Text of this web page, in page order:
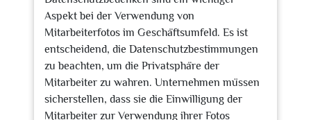
Aspekt bei der Verwendung von
Mitarbeiterfotos im Geschäftsumfeld. Es ist
entscheidend, die Datenschutzbestimmungen
zu beachten, um die Privatsphäre der
Mitarbeiter zu wahren. Unternehmen müssen
sicherstellen, dass sie die Einwilligung der
Mitarbeiter zur Verwendung ihrer Fotos